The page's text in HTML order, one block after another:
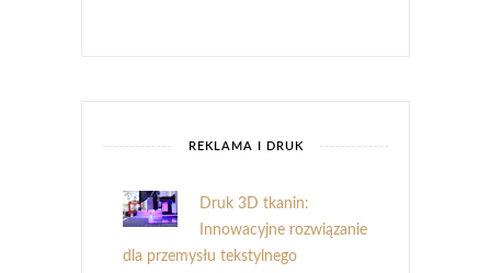
REKLAMA I DRUK
Druk 3D tkanin:
Innowacyjne rozwiązanie
dla przemysłu tekstylnego